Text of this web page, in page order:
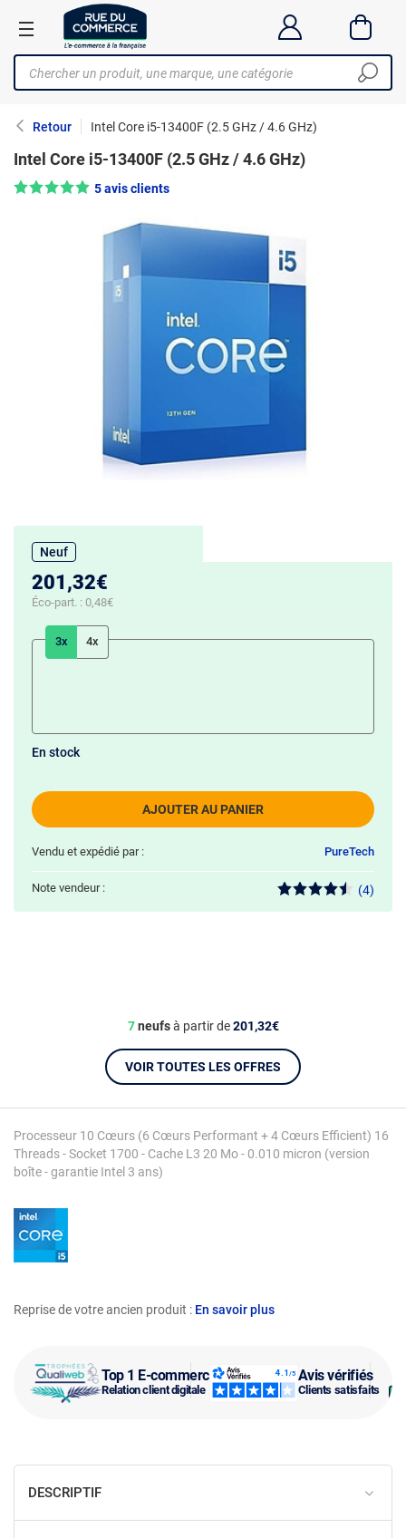
Retour Intel Core i5-13400F (2.5 GHz / 4.6 GHz)
Top 1 E-commerce
Relation client digitale
Avis vérifiés
Clients satisfaits
Reprise de votre ancien produit : En savoir plus
Intel Core i5-13400F (2.5 GHz / 4.6 GHz)
Note : 5/5 — 5 avis clients
Processeur 10 Cœurs (6 Cœurs Performant + 4 Cœurs Efficient) 16
Threads - Socket 1700 - Cache L3 20 Mo - 0.010 micron (version
boîte - garantie Intel 3 ans)
Neuf
201,32€
Éco-part. : 0,48€
3x 4x
AJOUTER AU PANIER
En stock
Vendu et expédié par : PureTech
Note vendeur : (4)
7neufsà partir de201,32€
VOIR TOUTES LES OFFRES
DESCRIPTIF